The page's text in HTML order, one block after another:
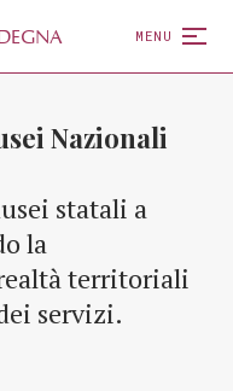
MENU
Nazionali
statali a
la
territoriali
servizi.